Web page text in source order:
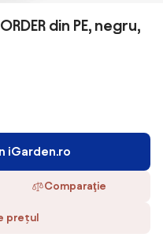
din PE, negru,
iGarden.ro
Comparaţie
prețul